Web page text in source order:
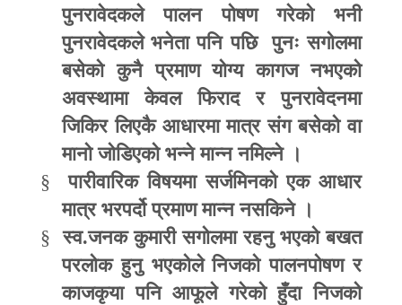
पुनरावेदकले पालन पोषण गरेको भनी
पुनरावेदकले भनेता पनि पछि पुनः सगोलमा
बसेको कुनै प्रमाण योग्य कागज नभएको
अवस्थामा केवल फिराद र पुनरावेदनमा
जिकिर लिएकै आधारमा मात्र संग बसेको वा
मानो जोडिएको भन्ने मान्न नमिल्ने ।
§
पारीवारिक विषयमा सर्जमिनको एक आधार
मात्र भरपर्दो प्रमाण मान्न नसकिने ।
§ स्व.जनक कुमारी सगोलमा रहनु भएको बखत
परलोक हुनु भएकोले निजको पालनपोषण र
काजकृया पनि आफूले गरेको हुँदा निजको